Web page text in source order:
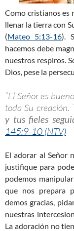
Como cristianos es
llenar la tierra con
(Mateo 5:13-16).
hacemos debe
nuestros respiros.
Dios, pese la
“El Señor es
toda Su creación.
y tus fieles
145:9-10 (NTV)
El adorar al Señor
justifique para
podemos
que nos prepara
demos gracias,
nuestras
La adoración no